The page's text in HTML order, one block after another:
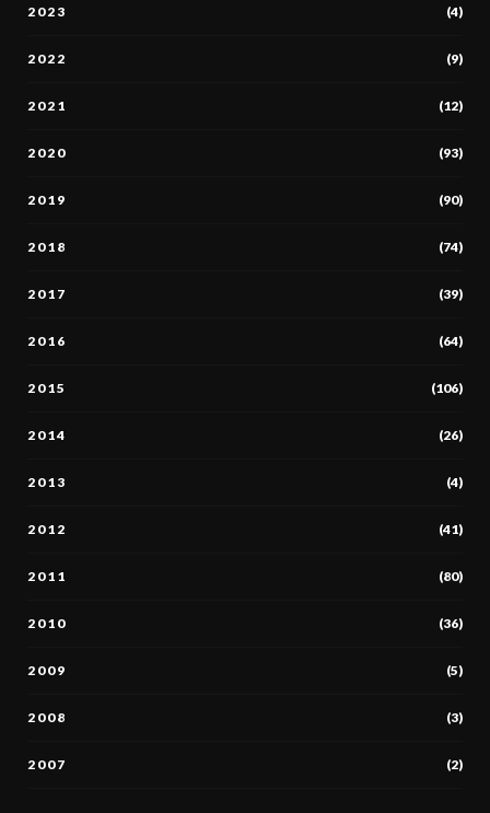
2023 (4)
2022 (9)
2021 (12)
2020 (93)
2019 (90)
2018 (74)
2017 (39)
2016 (64)
2015 (106)
2014 (26)
2013 (4)
2012 (41)
2011 (80)
2010 (36)
2009 (5)
2008 (3)
2007 (2)